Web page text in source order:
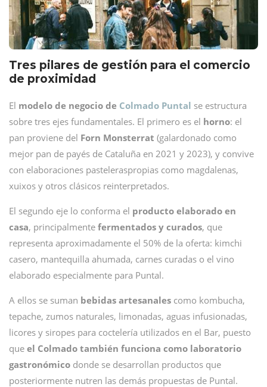
Tres pilares de gestión para el comercio
de proximidad
El modelo de negocio de Colmado Puntal se estructura
sobre tres ejes fundamentales. El primero es el horno: el
pan proviene del Forn Monsterrat (galardonado como
mejor pan de payés de Cataluña en 2021 y 2023), y convive
con elaboraciones pasteleraspropias como magdalenas,
xuixos y otros clásicos reinterpretados.
El segundo eje lo conforma el producto elaborado en
casa, principalmente fermentados y curados, que
representa aproximadamente el 50% de la oferta: kimchi
casero, mantequilla ahumada, carnes curadas o el vino
elaborado especialmente para Puntal.
A ellos se suman bebidas artesanales como kombucha,
tepache, zumos naturales, limonadas, aguas infusionadas,
licores y siropes para coctelería utilizados en el Bar, puesto
que el Colmado también funciona como laboratorio
gastronómico donde se desarrollan productos que
posteriormente nutren las demás propuestas de Puntal.